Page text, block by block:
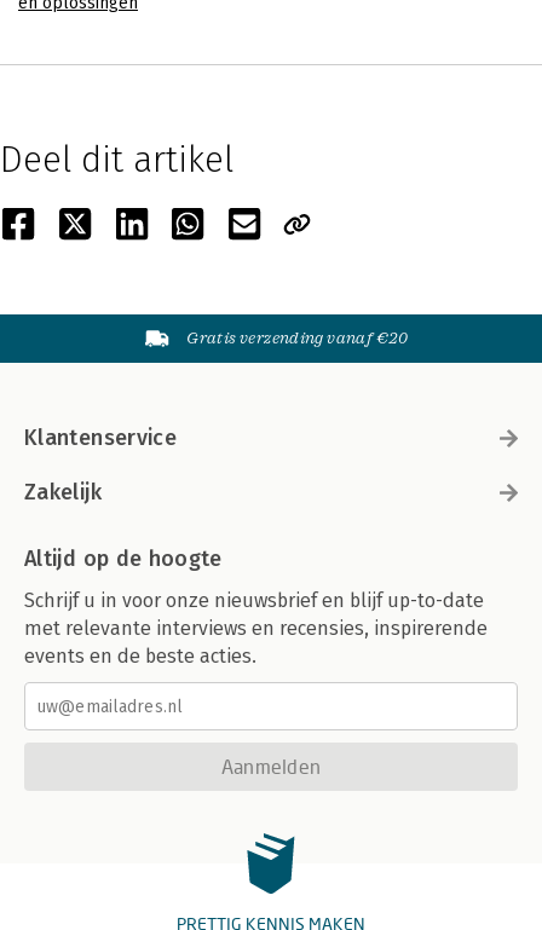
Deel dit artikel
Gratis verzending vanaf €20
Klantenservice
Zakelijk
Altijd op de hoogte
Schrijf u in voor onze nieuwsbrief en blijf up-to-date
met relevante interviews en recensies, inspirerende
events en de beste acties.
Aanmelden
PRETTIG KENNIS MAKEN